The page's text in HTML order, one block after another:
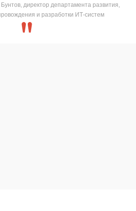
директор департамента развития,
и разработки ИТ-систем